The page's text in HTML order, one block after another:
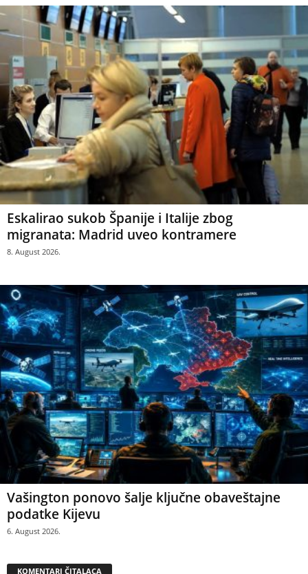
Eskalirao sukob Španije i Italije zbog
migranata: Madrid uveo kontramere
8. August 2026.
Vašington ponovo šalje ključne obaveštajne
podatke Kijevu
6. August 2026.
KOMENTARI ČITALACA